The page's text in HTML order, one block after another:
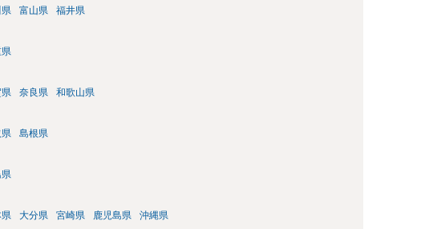
富山県 福井県
奈良県 和歌山県
島根県
大分県 宮崎県 鹿児島県 沖縄県